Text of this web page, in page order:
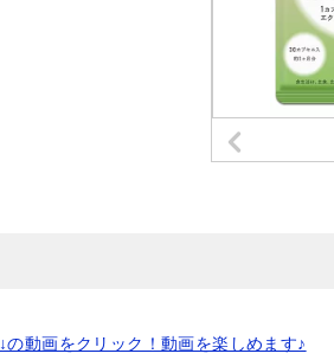
↓の動画をクリック！動画を楽しめます♪